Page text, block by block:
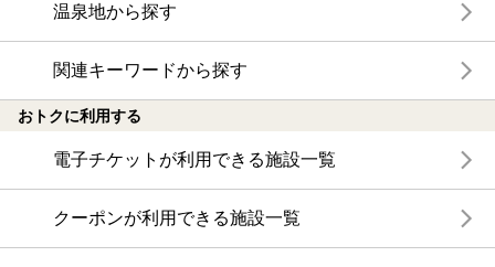
温泉地から探す
関連キーワードから探す
おトクに利用する
電子チケットが利用できる施設一覧
クーポンが利用できる施設一覧